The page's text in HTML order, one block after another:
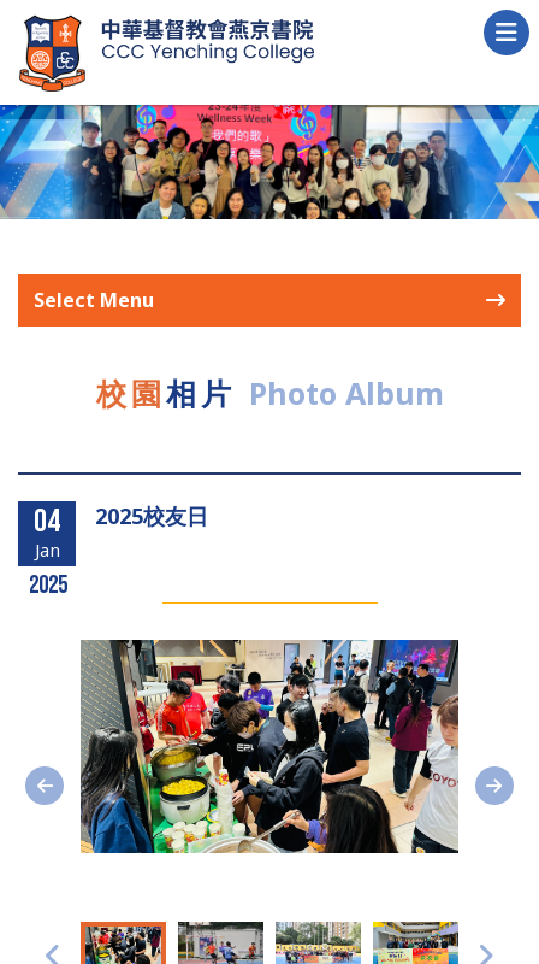
Select Menu
校園相片 Photo Album
04
Jan
2025
2025校友日